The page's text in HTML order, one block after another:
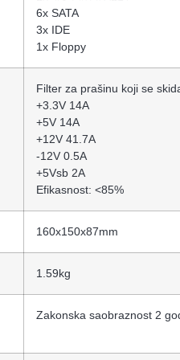
6x SATA
3x IDE
1x Floppy
Filter za prašinu koji se
+3.3V 14A
+5V 14A
+12V 41.7A
-12V 0.5A
+5Vsb 2A
Efikasnost: <85%
160x150x87mm
1.59kg
Zakonska saobraznost 2